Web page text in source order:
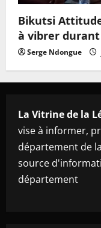
Bikutsi Attitude
à vibrer
Serge Ndongue
La Vitrine de la
vise à informer,
département de
source
département